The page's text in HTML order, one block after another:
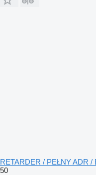
RETARDER / PEŁNY ADR /
50